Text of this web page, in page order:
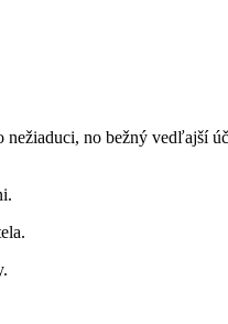
nežiaduci, ⁤no bežný ⁤vedľajší⁣